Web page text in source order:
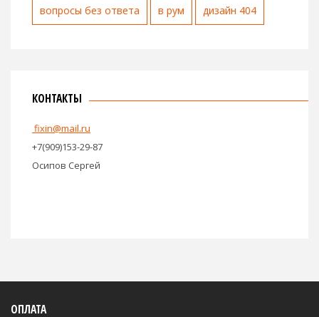
вопросы без ответа в рум дизайн 404
КОНТАКТЫ
fixin@mail.ru
+7(909)153-29-87
Осипов Сергей
ОПЛАТА